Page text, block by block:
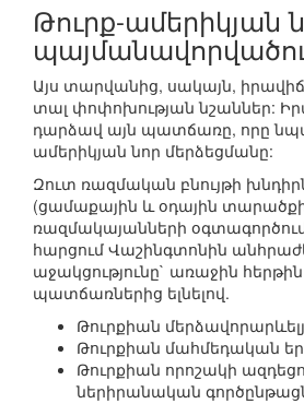
Թուրք-ամերիկյան
Այս տարվանից, սակայն,
տալ փոփոխության նշաններ:
դարձավ այն պատճառը, որը
ամերիկյան նոր մերձեցմանը:
Զուտ ռազմական բնույթի
(ցամաքային և օդային
ռազմակայանների
հարցում Վաշինգտոնին
աջակցությունը` առաջին
պատճառներից ելնելով.
Թուրքիան
Թուրքիան մահմեդական
Թուրքիան որոշակի
ներիրանական